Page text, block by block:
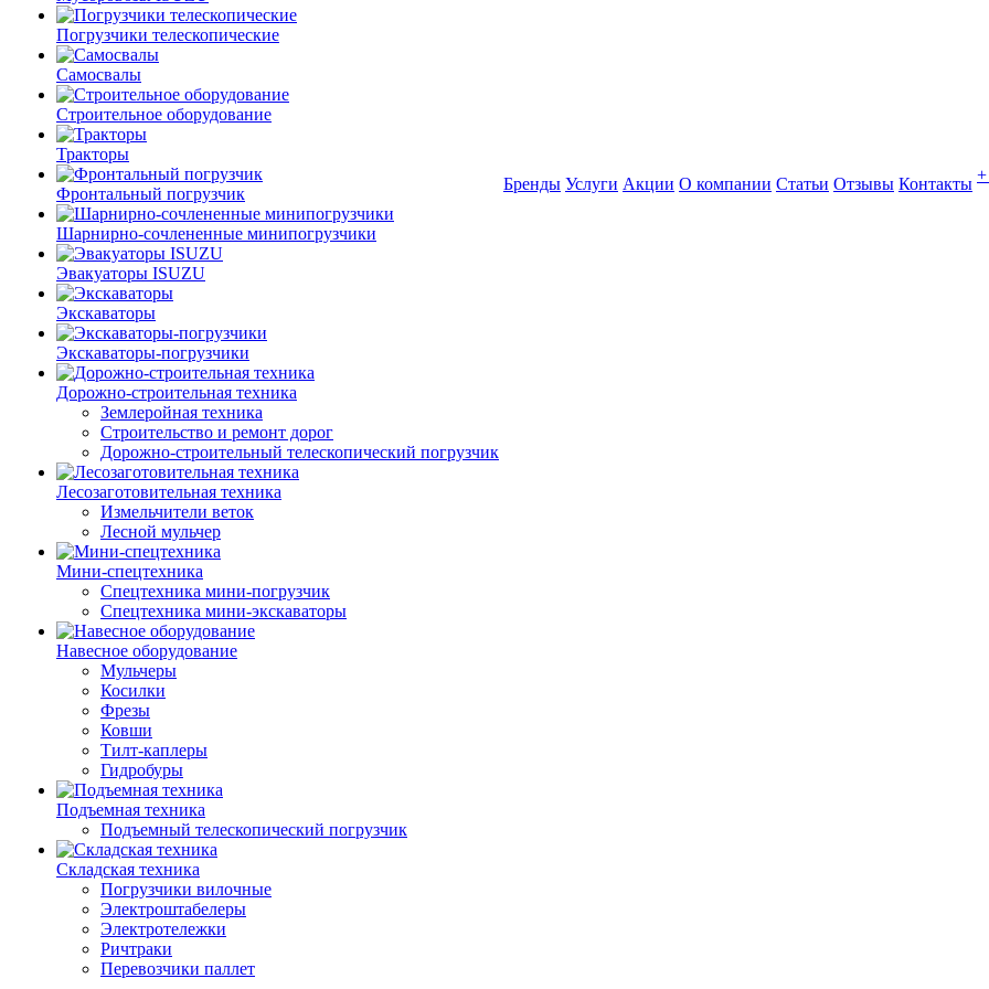
Погрузчики телескопические
Самосвалы
Строительное оборудование
Тракторы
Фронтальный погрузчик
Шарнирно-сочлененные минипогрузчики
Эвакуаторы ISUZU
Экскаваторы
Экскаваторы-погрузчики
Дорожно-строительная техника
Землеройная техника
Строительство и ремонт дорог
Дорожно-строительный телескопический погрузчик
Лесозаготовительная техника
Измельчители веток
Лесной мульчер
Мини-спецтехника
Спецтехника мини-погрузчик
Спецтехника мини-экскаваторы
Навесное оборудование
Мульчеры
Косилки
Фрезы
Ковши
Тилт-каплеры
Гидробуры
Подъемная техника
Подъемный телескопический погрузчик
Складская техника
Погрузчики вилочные
Электроштабелеры
Электротележки
Ричтраки
Перевозчики паллет
Бренды Услуги Акции О компании Статьи Отзывы Контакты